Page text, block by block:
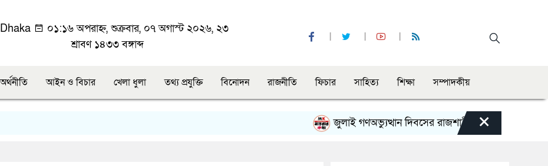
Dhaka
০১:১৬ অপরাহ্ন, শুক্রবার, ০৭ অগাস্ট ২০২৬, ২৩
শ্রাবণ ১৪৩৩ বঙ্গাব্দ
অর্থনীতি আইন ও বিচার খেলা ধুলা তথ্য প্রযুক্তি বিনোদন রাজনীতি ফিচার সাহিত্য শিক্ষা সম্পাদকীয়
জুলাই গণঅভ্যুত্থান দিবসের রাজশাহী মহানগর বিএনপির বিশাল
×